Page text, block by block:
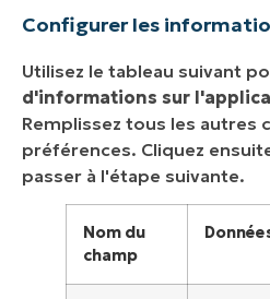
Configurer les
Utilisez le tableau suivant
d'informations sur
Remplissez tous les autres
préférences. Cliquez
passer à l'étape suivante.
Nom du
champ